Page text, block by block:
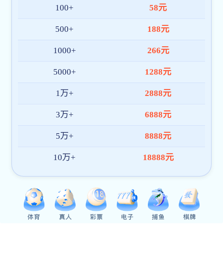
教务信息
研究生金沙直播
培养工作
交流合作
国际交流合作
党委概况
党建动态
工会教代会
思政工作
学生活动